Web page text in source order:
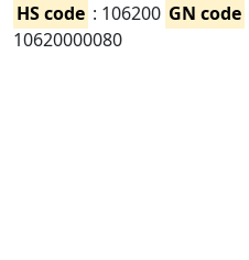
HS code : 106200 GN code
10620000080